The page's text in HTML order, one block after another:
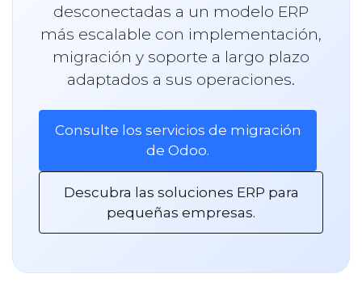
desconectadas a un modelo ERP
más escalable con implementación,
migración y soporte a largo plazo
adaptados a sus operaciones.
Consulte los servicios de migración
de Odoo.
Descubra las soluciones ERP para
pequeñas empresas.